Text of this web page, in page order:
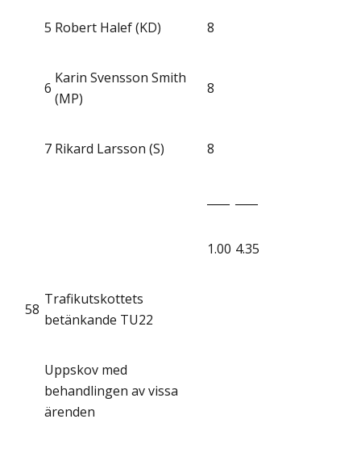
5 Robert Halef (KD) 8
6
Karin Svensson Smith
(MP)
8
7 Rikard Larsson (S) 8
1.00 4.35
58
Trafikutskottets
betänkande TU22
Uppskov med
behandlingen av vissa
ärenden